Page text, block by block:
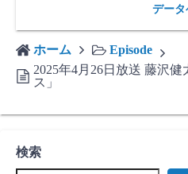
データ
ホーム
Episode
2025年4月26日放送 藤沢
ス」
検索